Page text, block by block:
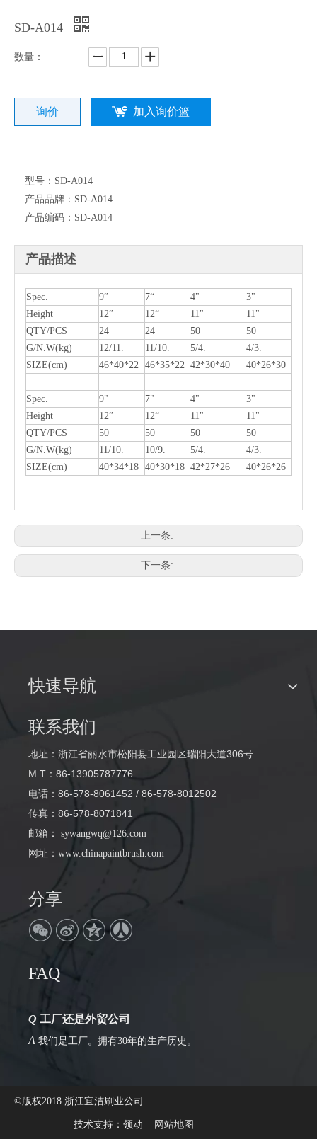
SD-A014
数量：
询价 加入询价篮
型号： SD-A014
产品品牌： SD-A014
产品编码： SD-A014
产品描述
Spec. 9” 7“ 4"
3"
Height
12” 12“ 11"
11"
QTY/PCS
24 24 50
50
G/N.W(kg)
12/11. 11/10. 5/4.
4/3.
SIZE(cm)
46*40*22 46*35*22 42*30*40 40*26*30
Spec. 9" 7" 4"
3"
Height
12” 12“ 11"
11"
QTY/PCS
50 50 50
50
G/N.W(kg)
11/10. 10/9. 5/4.
4/3.
SIZE(cm)
40*34*18 40*30*18 42*27*26 40*26*26
上一条:
下一条:
快速导航
联系我们
地址：浙江省丽水市松阳县工业园区瑞阳大道306号
M.T：86-13905787776
电话：86-578-8061452 / 86-578-8012502
传真：86-578-8071841
邮箱 ： sywangwq@126.com
网址： www.chinapaintbrush.com
分享
FAQ
A 浙江省丽水市松阳县瑞阳大道306号
Q 工厂还是外贸公司
A 我们是工厂。拥有30年的生产历史。
©版权2018 浙江宜洁刷业公司
技术支持： 领动 网站地图